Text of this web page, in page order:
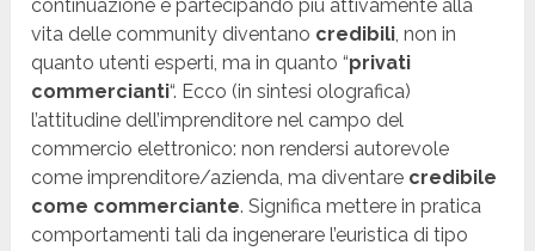
continuazione e partecipando più attivamente alla
vita delle community diventano credibili, non in
quanto utenti esperti, ma in quanto “privati
commercianti“. Ecco (in sintesi olografica)
l’attitudine dell’imprenditore nel campo del
commercio elettronico: non rendersi autorevole
come imprenditore/azienda, ma diventare credibile
come commerciante. Significa mettere in pratica
comportamenti tali da ingenerare l’euristica di tipo